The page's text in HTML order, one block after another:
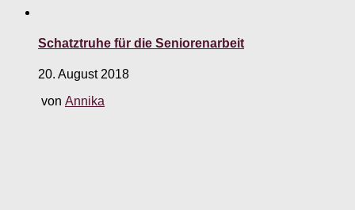
Schatztruhe für die Seniorenarbeit
20. August 2018
von Annika